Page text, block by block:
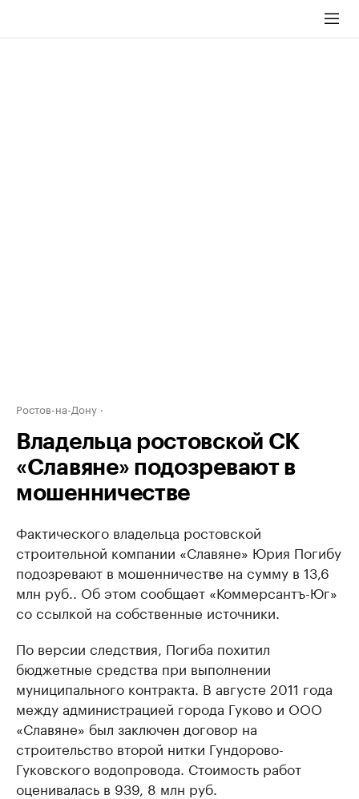
Ростов-на-Дону
Владельца ростовской СК
«Славяне» подозревают в
мошенничестве
Фактического владельца ростовской
строительной компании «Славяне» Юрия Погибу
подозревают в мошенничестве на сумму в 13,6
млн руб.. Об этом сообщает «Коммерсантъ-Юг»
со ссылкой на собственные источники.
По версии следствия, Погиба похитил
бюджетные средства при выполнении
муниципального контракта. В августе 2011 года
между администрацией города Гуково и ООО
«Славяне» был заключен договор на
строительство второй нитки Гундорово-
Гуковского водопровода. Стоимость работ
оценивалась в 939, 8 млн руб.